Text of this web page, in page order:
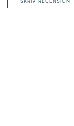
SKRIV RECENSION